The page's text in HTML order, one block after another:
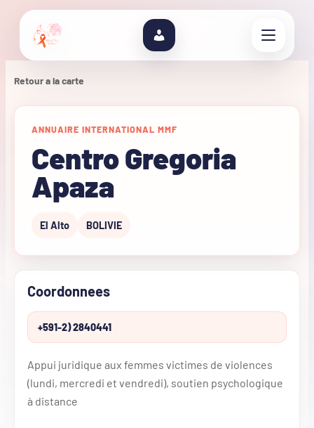
Retour a la carte
ANNUAIRE INTERNATIONAL MMF
Centro Gregoria
Apaza
El Alto BOLIVIE
Coordonnees
+591-2) 2840441
Appui juridique aux femmes victimes de violences
(lundi, mercredi et vendredi), soutien psychologique
à distance